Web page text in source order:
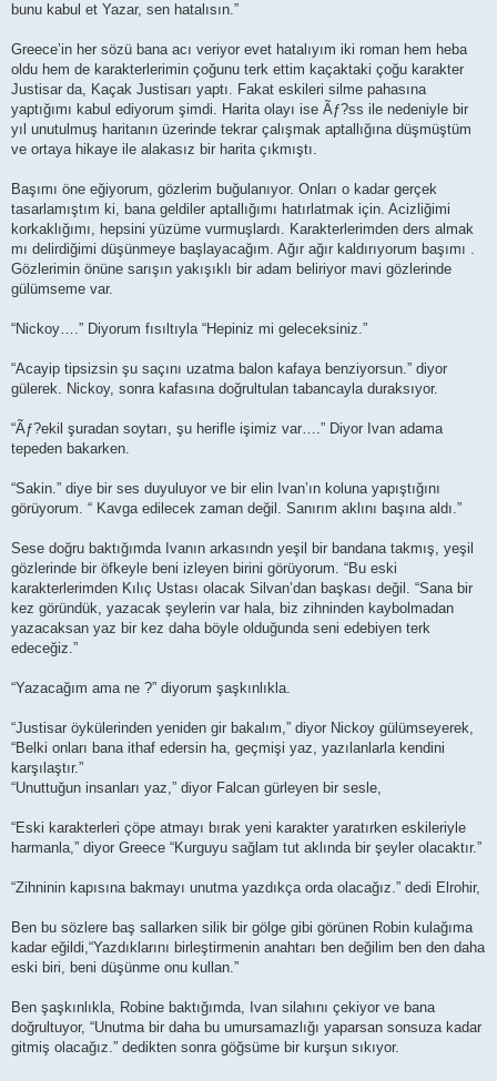
bunu kabul et Yazar, sen hatalısın.”
Greece’in her sözü bana acı veriyor evet hatalıyım iki roman hem heba
oldu hem de karakterlerimin çoğunu terk ettim kaçaktaki çoğu karakter
Justisar da, Kaçak Justisarı yaptı. Fakat eskileri silme pahasına
yaptığımı kabul ediyorum şimdi. Harita olayı ise Ãƒ?ss ile nedeniyle bir
yıl unutulmuş haritanın üzerinde tekrar çalışmak aptallığına düşmüştüm
ve ortaya hikaye ile alakasız bir harita çıkmıştı.
Başımı öne eğiyorum, gözlerim buğulanıyor. Onları o kadar gerçek
tasarlamıştım ki, bana geldiler aptallığımı hatırlatmak için. Acizliğimi
korkaklığımı, hepsini yüzüme vurmuşlardı. Karakterlerimden ders almak
mı delirdiğimi düşünmeye başlayacağım. Ağır ağır kaldırıyorum başımı .
Gözlerimin önüne sarışın yakışıklı bir adam beliriyor mavi gözlerinde
gülümseme var.
“Nickoy….” Diyorum fısıltıyla “Hepiniz mi geleceksiniz.”
“Acayip tipsizsin şu saçını uzatma balon kafaya benziyorsun.” diyor
gülerek. Nickoy, sonra kafasına doğrultulan tabancayla duraksıyor.
“Ãƒ?ekil şuradan soytarı, şu herifle işimiz var….” Diyor Ivan adama
tepeden bakarken.
“Sakin.” diye bir ses duyuluyor ve bir elin Ivan’ın koluna yapıştığını
görüyorum. “ Kavga edilecek zaman değil. Sanırım aklını başına aldı.”
Sese doğru baktığımda Ivanın arkasındn yeşil bir bandana takmış, yeşil
gözlerinde bir öfkeyle beni izleyen birini görüyorum. “Bu eski
karakterlerimden Kılıç Ustası olacak Silvan’dan başkası değil. “Sana bir
kez göründük, yazacak şeylerin var hala, biz zihninden kaybolmadan
yazacaksan yaz bir kez daha böyle olduğunda seni edebiyen terk
edeceğiz.”
“Yazacağım ama ne ?” diyorum şaşkınlıkla.
“Justisar öykülerinden yeniden gir bakalım,” diyor Nickoy gülümseyerek,
“Belki onları bana ithaf edersin ha, geçmişi yaz, yazılanlarla kendini
karşılaştır.”
“Unuttuğun insanları yaz,” diyor Falcan gürleyen bir sesle,
“Eski karakterleri çöpe atmayı bırak yeni karakter yaratırken eskileriyle
harmanla,” diyor Greece “Kurguyu sağlam tut aklında bir şeyler olacaktır.”
“Zihninin kapısına bakmayı unutma yazdıkça orda olacağız.” dedi Elrohir,
Ben bu sözlere baş sallarken silik bir gölge gibi görünen Robin kulağıma
kadar eğildi,“Yazdıklarını birleştirmenin anahtarı ben değilim ben den daha
eski biri, beni düşünme onu kullan.”
Ben şaşkınlıkla, Robine baktığımda, Ivan silahını çekiyor ve bana
doğrultuyor, “Unutma bir daha bu umursamazlığı yaparsan sonsuza kadar
gitmiş olacağız.” dedikten sonra göğsüme bir kurşun sıkıyor.